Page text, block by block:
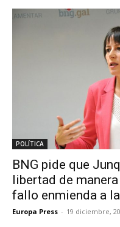
POLÍTICA
BNG pide que
libertad de
fallo enmienda a
Europa Press - 19 diciembre,